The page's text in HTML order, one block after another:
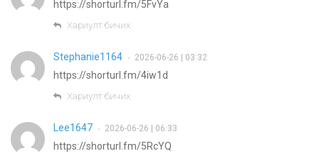
https://shorturl.fm/5FvYa
Хариулт бичих
Stephanie1164 • 2026-06-26 | 03:32
https://shorturl.fm/4iw1d
Хариулт бичих
Lee1647 • 2026-06-26 | 06:33
https://shorturl.fm/5RcYQ